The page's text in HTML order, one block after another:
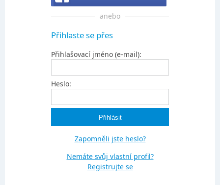
anebo
Přihlaste se přes
Přihlašovací jméno (e-mail):
Heslo:
Zapomněli jste heslo?
Nemáte svůj vlastní profil?
Registrujte se